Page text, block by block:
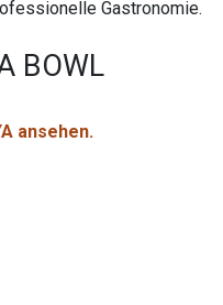
Gastronomie.
BOWL
ansehen.